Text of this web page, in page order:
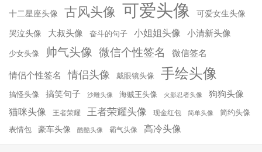
十二星座头像 古风头像 可爱头像 可爱女生头像
哭泣头像 大叔头像 奋斗的句子 小姐姐头像 小清新头像
少女头像 帅气头像 微信个性签名 微信签名
情侣个性签名 情侣头像 戴眼镜头像 手绘头像
搞怪头像 搞笑句子 沙雕头像 海贼王头像 火影忍者头像 狗狗头像
猫咪头像 王者荣耀 王者荣耀头像 现金红包 简单头像 简约头像
表情包 豪车头像 酷酷头像 霸气头像 高冷头像